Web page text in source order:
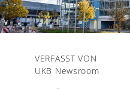
VERFASST VON
UKB Newsroom